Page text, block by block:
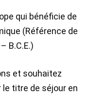
qui bénéficie de
(Référence de
B.C.E.)
et souhaitez
titre de séjour en